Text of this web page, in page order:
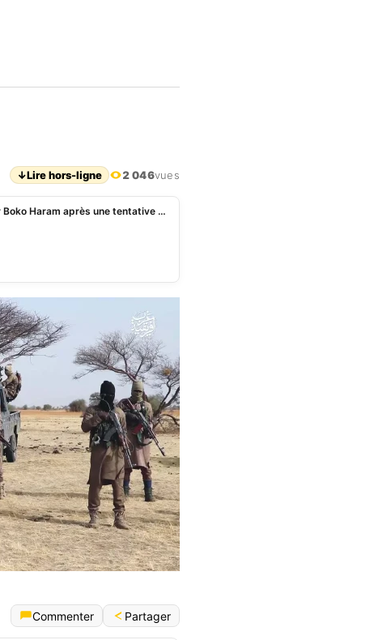
↓Lire hors-ligne 2 046vues
Nigeria : plusieurs captifs exécutés par Boko Haram après une tentative de fuite à Ngoshe
Commenter Partager